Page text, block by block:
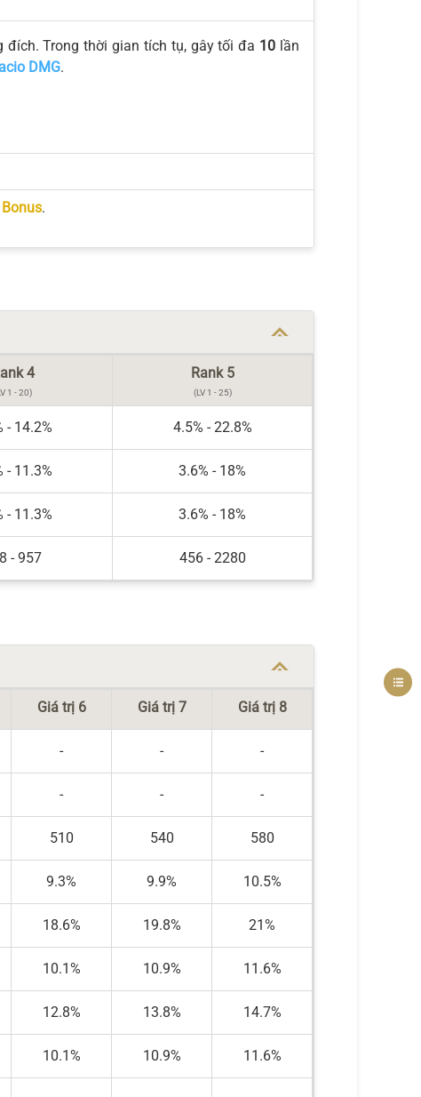
đích. Trong thời gian tích tụ, gây tối đa 10 lần
DMG.
.
4
1 - 20)
Rank 5
(LV 1 - 25)
- 14.2% 4.5% - 22.8%
- 11.3% 3.6% - 18%
- 11.3% 3.6% - 18%
- 957 456 - 2280
Giá trị 6 Giá trị 7 Giá trị 8
- - -
- - -
510 540 580
9.3% 9.9% 10.5%
18.6% 19.8% 21%
10.1% 10.9% 11.6%
12.8% 13.8% 14.7%
10.1% 10.9% 11.6%